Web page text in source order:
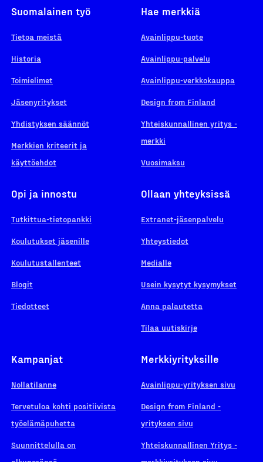
Suomalainen työ
Tietoa meistä
Historia
Toimielimet
Jäsenyritykset
Yhdistyksen säännöt
Merkkien kriteerit ja
käyttöehdot
Hae merkkiä
Avainlippu-tuote
Avainlippu-palvelu
Avainlippu-verkkokauppa
Design from Finland
Yhteiskunnallinen yritys -
merkki
Vuosimaksu
Opi ja innostu
Tutkittua-tietopankki
Koulutukset jäsenille
Koulutustallenteet
Blogit
Tiedotteet
Ollaan yhteyksissä
Extranet-jäsenpalvelu
Yhteystiedot
Medialle
Usein kysytyt kysymykset
Anna palautetta
Tilaa uutiskirje
Kampanjat
Nollatilanne
Tervetuloa kohti positiivista
työelämäpuhetta
Suunnittelulla on
Merkkiyrityksille
Avainlippu-yrityksen sivu
Design from Finland -
yrityksen sivu
Yhteiskunnallinen Yritys -